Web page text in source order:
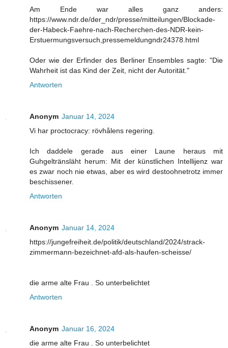
Am Ende war alles ganz anders:
https://www.ndr.de/der_ndr/presse/mitteilungen/Blockade-
der-Habeck-Faehre-nach-Recherchen-des-NDR-kein-
Erstuermungsversuch,pressemeldungndr24378.html
Oder wie der Erfinder des Berliner Ensembles sagte: "Die
Wahrheit ist das Kind der Zeit, nicht der Autorität."
Antworten
Anonym Januar 14, 2024
Vi har proctocracy: rövhålens regering.
Ich daddele gerade aus einer Laune heraus mit
Guhgeltränsläht herum: Mit der künstlichen Intellijenz war
es zwar noch nie etwas, aber es wird destoohnetrotz immer
beschissener.
Antworten
Anonym Januar 14, 2024
https://jungefreiheit.de/politik/deutschland/2024/strack-
zimmermann-bezeichnet-afd-als-haufen-scheisse/
die arme alte Frau . So unterbelichtet
Antworten
Anonym Januar 16, 2024
die arme alte Frau . So unterbelichtet